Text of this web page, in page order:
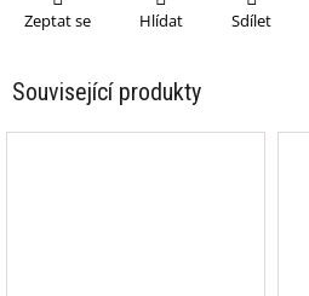
Zeptat se Hlídat Sdílet
Související produkty